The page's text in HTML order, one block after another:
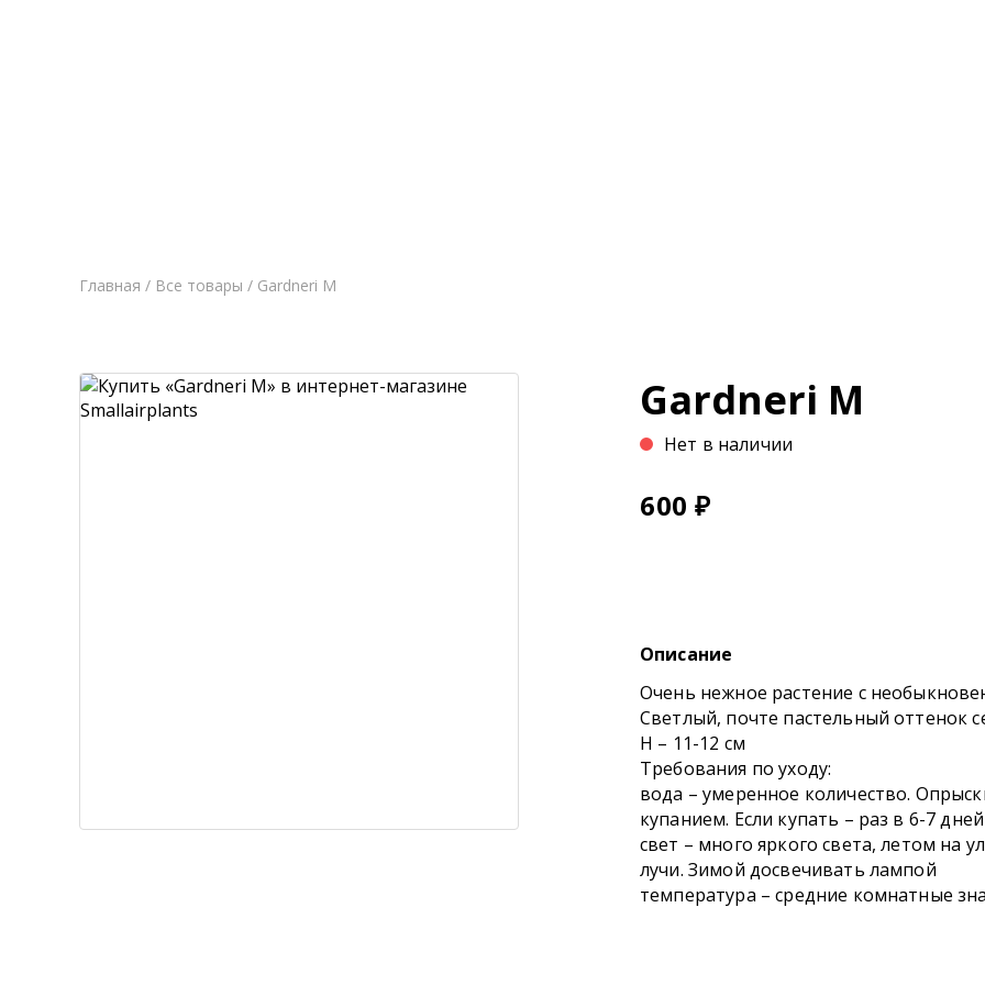
Главная / Все товары / Gardneri M
Gardneri M
Нет в наличии
600₽
Описание
Очень нежное растение с
Светлый, почте пастельный оттенок
Н – 11-12 см
Требования по уходу:
вода – умеренное количество.
купанием. Если купать – раз в 6-7 дней
свет – много яркого света, летом на
лучи. Зимой досвечивать лампой
температура – средние комнатные